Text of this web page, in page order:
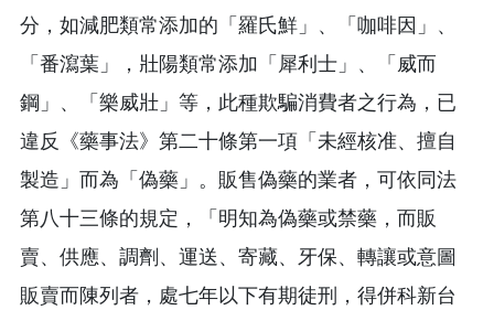
分，如減肥類常添加的「羅氏鮮」、「咖啡因」、
「番瀉葉」，壯陽類常添加「犀利士」、「威而
鋼」、「樂威壯」等，此種欺騙消費者之行為，已
違反《藥事法》第二十條第一項「未經核准、擅自
製造」而為「偽藥」。販售偽藥的業者，可依同法
第八十三條的規定，「明知為偽藥或禁藥，而販
賣、供應、調劑、運送、寄藏、牙保、轉讓或意圖
販賣而陳列者，處七年以下有期徒刑，得併科新台